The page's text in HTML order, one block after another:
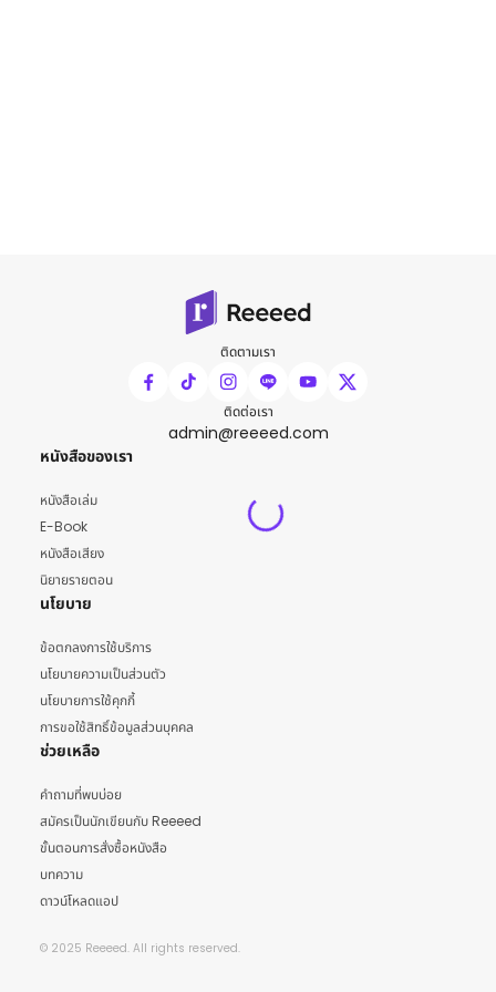
ติดตามเรา
ติดต่อเรา
admin@reeeed.com
หนังสือของเรา
หนังสือเล่ม
E-Book
หนังสือเสียง
นิยายรายตอน
นโยบาย
ข้อตกลงการใช้บริการ
นโยบายความเป็นส่วนตัว
นโยบายการใช้คุกกี้
การขอใช้สิทธิ์ข้อมูลส่วนบุคคล
ช่วยเหลือ
คำถามที่พบบ่อย
สมัครเป็นนักเขียนกับ Reeeed
ขั้นตอนการสั่งซื้อหนังสือ
บทความ
ดาวน์โหลดแอป
© 2025 Reeeed. All rights reserved.